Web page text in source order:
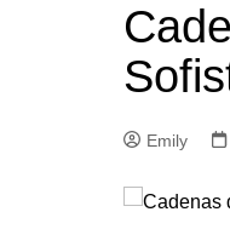
Emily